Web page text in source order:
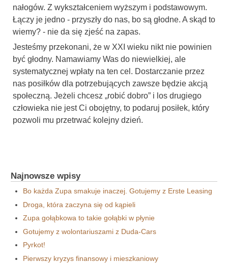
nałogów. Z wykształceniem wyższym i podstawowym.
Łączy je jedno - przyszły do nas, bo są głodne. A skąd to
wiemy? - nie da się zjeść na zapas.
Jesteśmy przekonani, że w XXI wieku nikt nie powinien
być głodny. Namawiamy Was do niewielkiej, ale
systematycznej wpłaty na ten cel. Dostarczanie przez
nas posiłków dla potrzebujących zawsze będzie akcją
społeczną. Jeżeli chcesz „robić dobro” i los drugiego
człowieka nie jest Ci obojętny, to podaruj posiłek, który
pozwoli mu przetrwać kolejny dzień.
Najnowsze wpisy
Bo każda Zupa smakuje inaczej. Gotujemy z Erste Leasing
Droga, która zaczyna się od kąpieli
Zupa gołąbkowa to takie gołąbki w płynie
Gotujemy z wolontariuszami z Duda-Cars
Pyrkot!
Pierwszy kryzys finansowy i mieszkaniowy